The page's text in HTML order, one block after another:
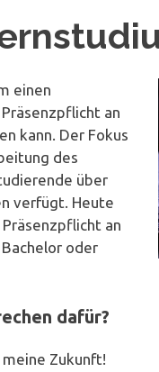
einen
an
kann. Der Fokus
des
über
verfügt. Heute
an
oder
dafür?
meine Zukunft!